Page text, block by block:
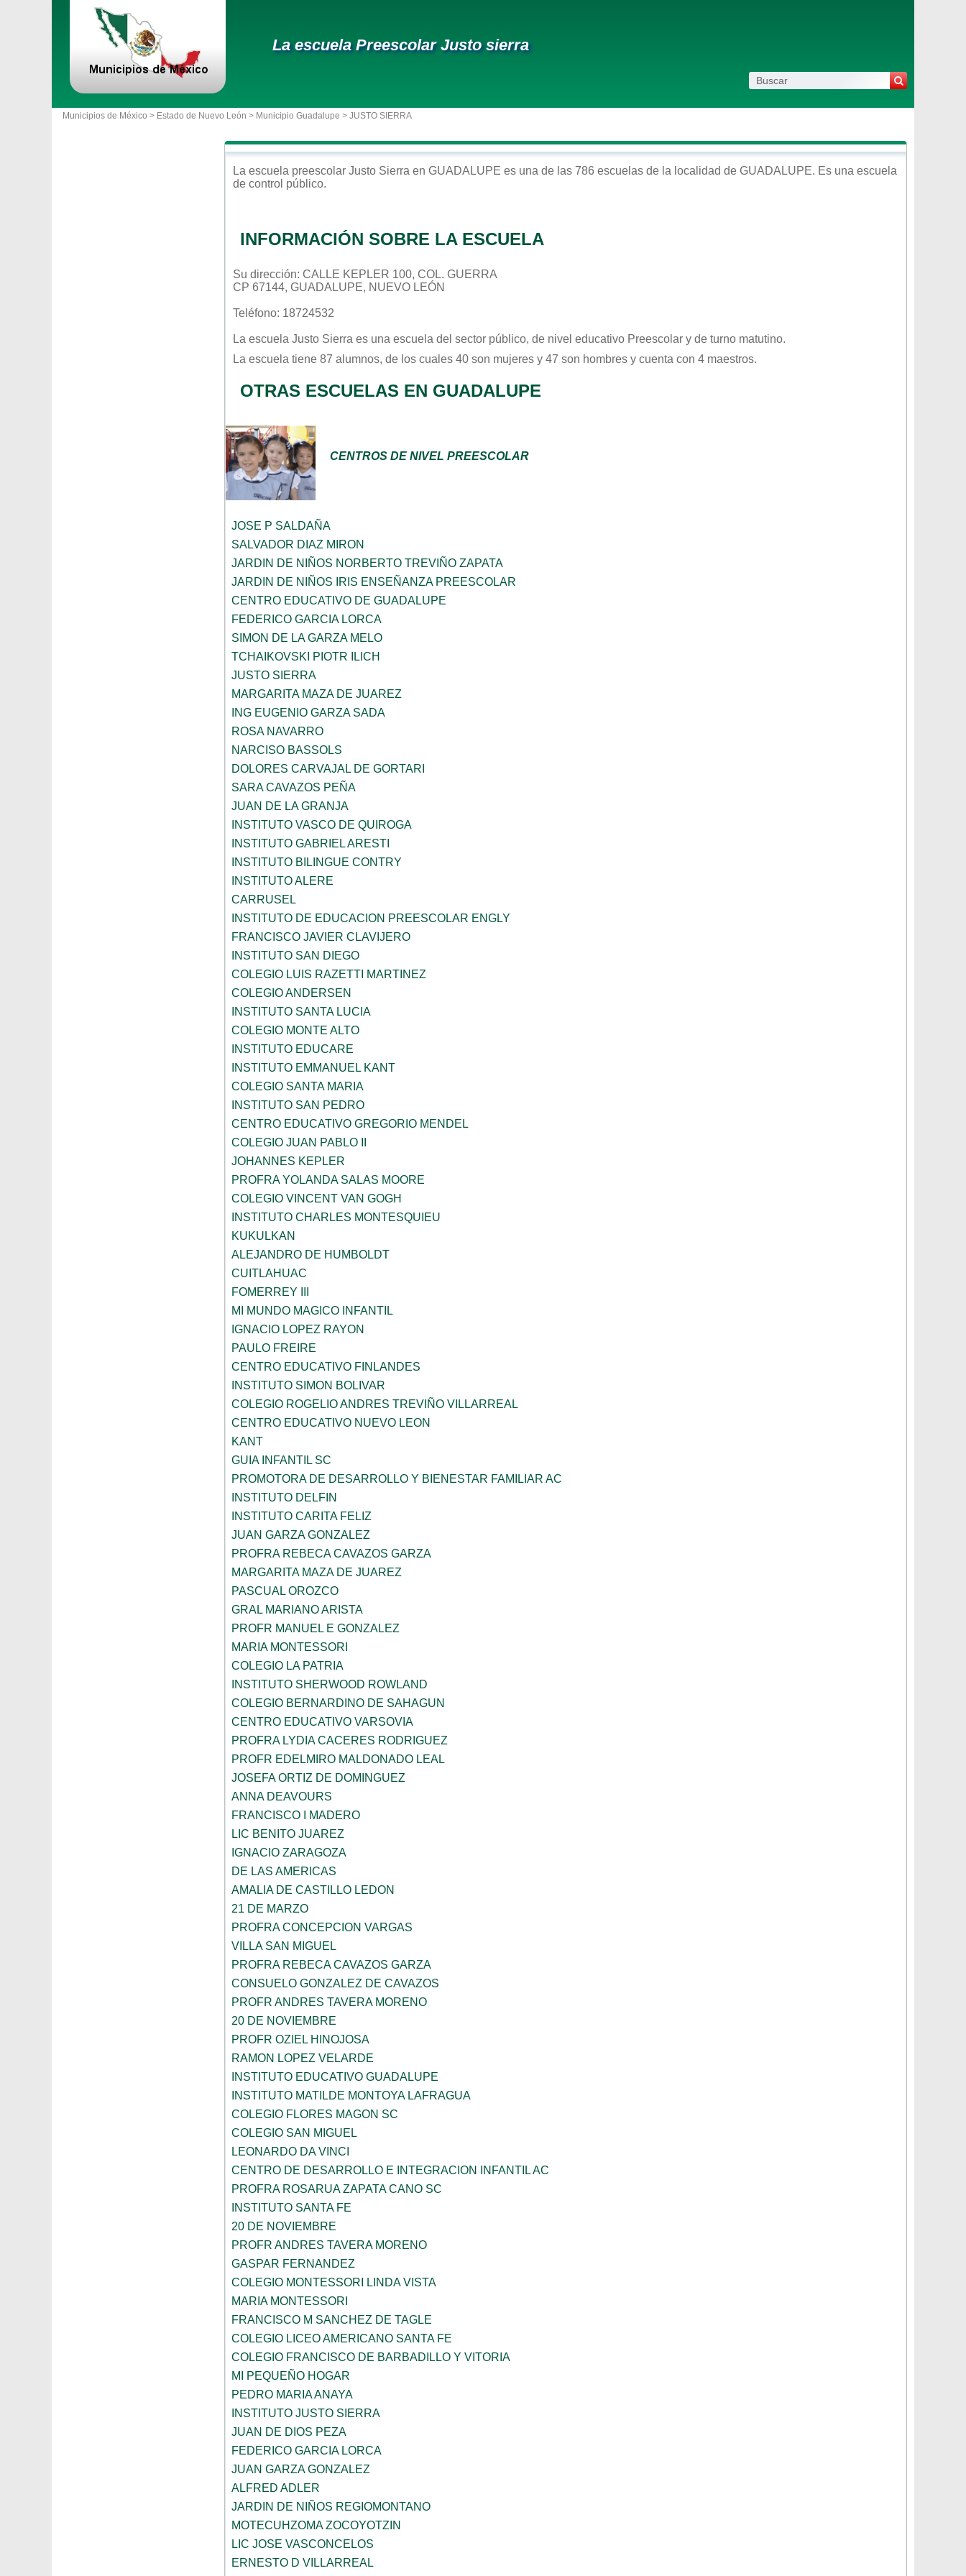
La escuela Preescolar Justo sierra
Municipios de México > Estado de Nuevo León > Municipio Guadalupe > JUSTO SIERRA
La escuela preescolar Justo Sierra en GUADALUPE es una de las 786 escuelas de la localidad de GUADALUPE. Es una escuela
de control público.
INFORMACIÓN SOBRE LA ESCUELA
Su dirección: CALLE KEPLER 100, COL. GUERRA
CP 67144, GUADALUPE, NUEVO LEÓN
Teléfono: 18724532
La escuela Justo Sierra es una escuela del sector público, de nivel educativo Preescolar y de turno matutino.
La escuela tiene 87 alumnos, de los cuales 40 son mujeres y 47 son hombres y cuenta con 4 maestros.
OTRAS ESCUELAS EN GUADALUPE
CENTROS DE NIVEL PREESCOLAR
JOSE P SALDAÑA
SALVADOR DIAZ MIRON
JARDIN DE NIÑOS NORBERTO TREVIÑO ZAPATA
JARDIN DE NIÑOS IRIS ENSEÑANZA PREESCOLAR
CENTRO EDUCATIVO DE GUADALUPE
FEDERICO GARCIA LORCA
SIMON DE LA GARZA MELO
TCHAIKOVSKI PIOTR ILICH
JUSTO SIERRA
MARGARITA MAZA DE JUAREZ
ING EUGENIO GARZA SADA
ROSA NAVARRO
NARCISO BASSOLS
DOLORES CARVAJAL DE GORTARI
SARA CAVAZOS PEÑA
JUAN DE LA GRANJA
INSTITUTO VASCO DE QUIROGA
INSTITUTO GABRIEL ARESTI
INSTITUTO BILINGUE CONTRY
INSTITUTO ALERE
CARRUSEL
INSTITUTO DE EDUCACION PREESCOLAR ENGLY
FRANCISCO JAVIER CLAVIJERO
INSTITUTO SAN DIEGO
COLEGIO LUIS RAZETTI MARTINEZ
COLEGIO ANDERSEN
INSTITUTO SANTA LUCIA
COLEGIO MONTE ALTO
INSTITUTO EDUCARE
INSTITUTO EMMANUEL KANT
COLEGIO SANTA MARIA
INSTITUTO SAN PEDRO
CENTRO EDUCATIVO GREGORIO MENDEL
COLEGIO JUAN PABLO II
JOHANNES KEPLER
PROFRA YOLANDA SALAS MOORE
COLEGIO VINCENT VAN GOGH
INSTITUTO CHARLES MONTESQUIEU
KUKULKAN
ALEJANDRO DE HUMBOLDT
CUITLAHUAC
FOMERREY III
MI MUNDO MAGICO INFANTIL
IGNACIO LOPEZ RAYON
PAULO FREIRE
CENTRO EDUCATIVO FINLANDES
INSTITUTO SIMON BOLIVAR
COLEGIO ROGELIO ANDRES TREVIÑO VILLARREAL
CENTRO EDUCATIVO NUEVO LEON
KANT
GUIA INFANTIL SC
PROMOTORA DE DESARROLLO Y BIENESTAR FAMILIAR AC
INSTITUTO DELFIN
INSTITUTO CARITA FELIZ
JUAN GARZA GONZALEZ
PROFRA REBECA CAVAZOS GARZA
MARGARITA MAZA DE JUAREZ
PASCUAL OROZCO
GRAL MARIANO ARISTA
PROFR MANUEL E GONZALEZ
MARIA MONTESSORI
COLEGIO LA PATRIA
INSTITUTO SHERWOOD ROWLAND
COLEGIO BERNARDINO DE SAHAGUN
CENTRO EDUCATIVO VARSOVIA
PROFRA LYDIA CACERES RODRIGUEZ
PROFR EDELMIRO MALDONADO LEAL
JOSEFA ORTIZ DE DOMINGUEZ
ANNA DEAVOURS
FRANCISCO I MADERO
LIC BENITO JUAREZ
IGNACIO ZARAGOZA
DE LAS AMERICAS
AMALIA DE CASTILLO LEDON
21 DE MARZO
PROFRA CONCEPCION VARGAS
VILLA SAN MIGUEL
PROFRA REBECA CAVAZOS GARZA
CONSUELO GONZALEZ DE CAVAZOS
PROFR ANDRES TAVERA MORENO
20 DE NOVIEMBRE
PROFR OZIEL HINOJOSA
RAMON LOPEZ VELARDE
INSTITUTO EDUCATIVO GUADALUPE
INSTITUTO MATILDE MONTOYA LAFRAGUA
COLEGIO FLORES MAGON SC
COLEGIO SAN MIGUEL
LEONARDO DA VINCI
CENTRO DE DESARROLLO E INTEGRACION INFANTIL AC
PROFRA ROSARUA ZAPATA CANO SC
INSTITUTO SANTA FE
20 DE NOVIEMBRE
PROFR ANDRES TAVERA MORENO
GASPAR FERNANDEZ
COLEGIO MONTESSORI LINDA VISTA
MARIA MONTESSORI
FRANCISCO M SANCHEZ DE TAGLE
COLEGIO LICEO AMERICANO SANTA FE
COLEGIO FRANCISCO DE BARBADILLO Y VITORIA
MI PEQUEÑO HOGAR
PEDRO MARIA ANAYA
INSTITUTO JUSTO SIERRA
JUAN DE DIOS PEZA
FEDERICO GARCIA LORCA
JUAN GARZA GONZALEZ
ALFRED ADLER
JARDIN DE NIÑOS REGIOMONTANO
MOTECUHZOMA ZOCOYOTZIN
LIC JOSE VASCONCELOS
ERNESTO D VILLARREAL